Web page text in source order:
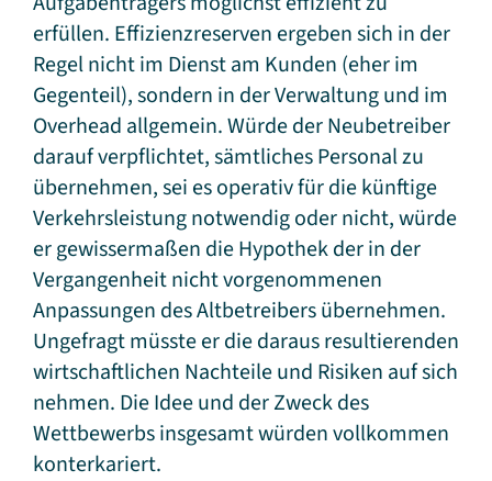
erfüllen. Effizienzreserven ergeben sich in der
Regel nicht im Dienst am Kunden (eher im
Gegenteil), sondern in der Verwaltung und im
Overhead allgemein. Würde der Neubetreiber
darauf verpflichtet, sämtliches Personal zu
übernehmen, sei es operativ für die künftige
Verkehrsleistung notwendig oder nicht, würde
er gewissermaßen die Hypothek der in der
Vergangenheit nicht vorgenommenen
Anpassungen des Altbetreibers übernehmen.
Ungefragt müsste er die daraus resultierenden
wirtschaftlichen Nachteile und Risiken auf sich
nehmen. Die Idee und der Zweck des
Wettbewerbs insgesamt würden vollkommen
konterkariert.